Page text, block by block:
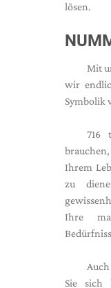
lösen.
Mit
wir
Symbolik
716
Ihrem
zu
Ihre
Sie sich